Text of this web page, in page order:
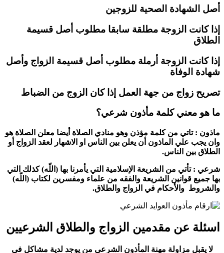
أصل الشهادة الصحية للزوجين
إذا كانت الزوجة مطلقة سابقا مطلوب أصل قسيمة
الطلاق
إذا كانت الزوجة أرملة مطلوب أصل قسيمة الزواج وأصل
شهادة الوفاة
تصريح زواج من جهة العمل إذا كان الزوج من الضباط
ما هو معني كلمة مأذون شرعي؟
ماذون : تاتي من كلمة مؤذن وهو منادي الصلاة أيضا معلن الصلاة هو
وان يجب علي الماذون أن يعلن بين الناس او الاشهار لعقد الزواج أو
الطلاق بين الناس.
شرعي : تأتي من الشريعة الإسلامية التي يأمرنا بها (اللّه) كذلك التي
بها جميع قوانين الشريعة والفقه من علماء ومفسرين لكتاب (اللّه)
والشروط والأحكام في الزواج والطلاق.
اسئلة عن مقدمين الزواج والطلاق الشرعيين
لا يقبل مزاولة مهنة المأذون الشرعي من يوجد لدية مشاكل في